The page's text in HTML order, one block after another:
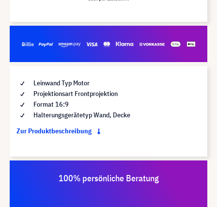
Leinwand Typ Motor
Projektionsart Frontprojektion
Format 16:9
Halterungsgerätetyp Wand, Decke
Zur Produktbeschreibung
100% persönliche Beratung